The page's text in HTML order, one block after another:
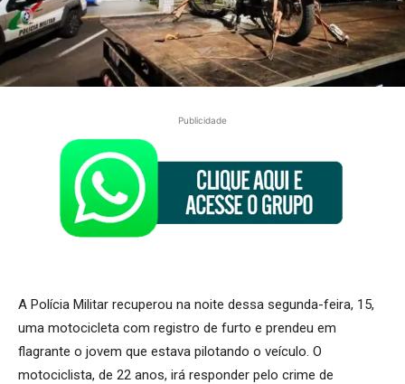
Publicidade
A Polícia Militar recuperou na noite dessa segunda-feira, 15,
uma motocicleta com registro de furto e prendeu em
flagrante o jovem que estava pilotando o veículo. O
motociclista, de 22 anos, irá responder pelo crime de